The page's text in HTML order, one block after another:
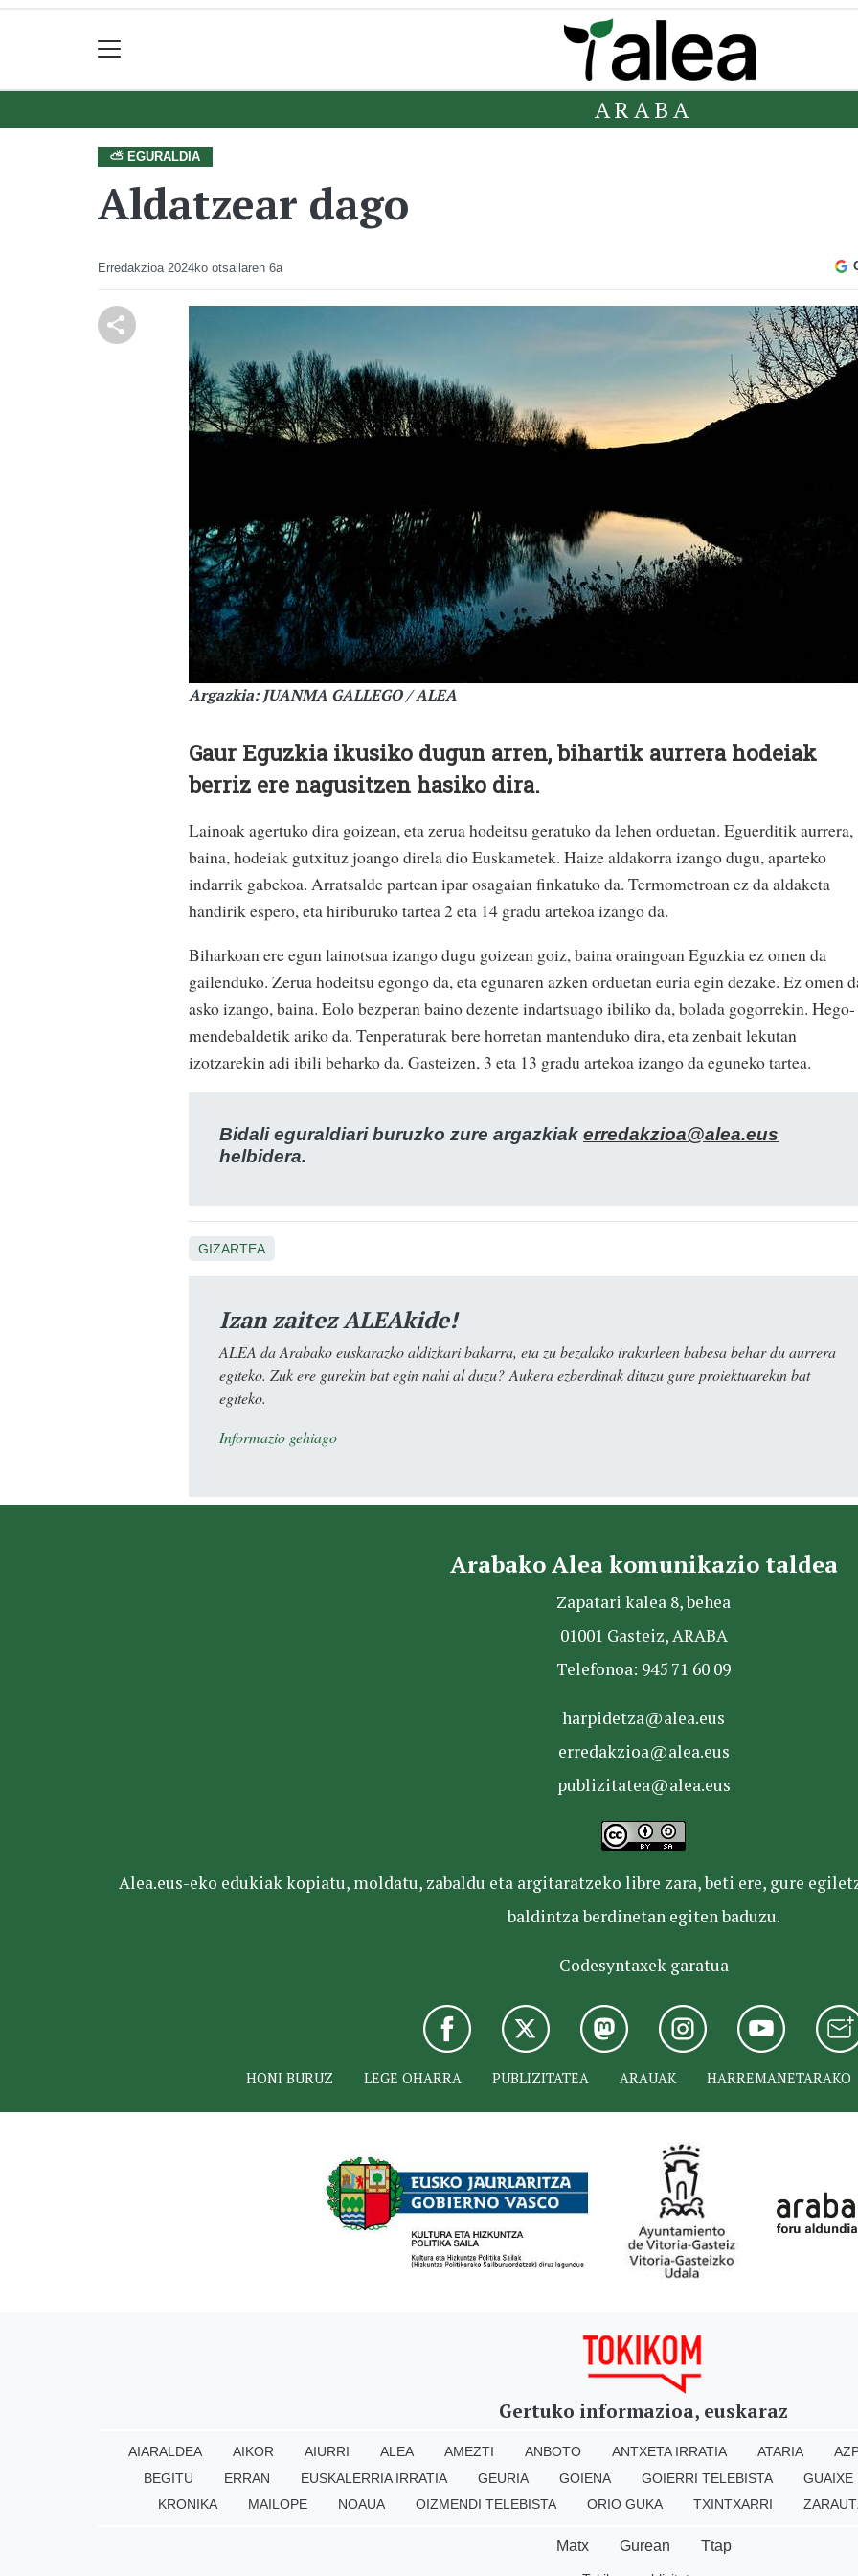
ARABA
⛅ EGURALDIA
Aldatzear dago
Erredakzioa 2024ko otsailaren 6a
Argazkia: JUANMA GALLEGO / ALEA
Gaur Eguzkia ikusiko dugun arren, bihartik aurrera hodeiak
berriz ere nagusitzen hasiko dira.
Lainoak agertuko dira goizean, eta zerua hodeitsu geratuko da lehen orduetan. Eguerditik aurrera,
baina, hodeiak gutxituz joango direla dio Euskametek. Haize aldakorra izango dugu, aparteko
indarrik gabekoa. Arratsalde partean ipar osagaian finkatuko da. Termometroan ez da aldaketa
handirik espero, eta hiriburuko tartea 2 eta 14 gradu artekoa izango da.
Biharkoan ere egun lainotsua izango dugu goizean goiz, baina oraingoan Eguzkia ez omen da
gailenduko. Zerua hodeitsu egongo da, eta egunaren azken orduetan euria egin dezake. Ez omen
asko izango, baina. Eolo bezperan baino dezente indartsuago ibiliko da, bolada gogorrekin. Hego-
mendebaldetik ariko da. Tenperaturak bere horretan mantenduko dira, eta zenbait lekutan
izotzarekin adi ibili beharko da. Gasteizen, 3 eta 13 gradu artekoa izango da eguneko tartea.
Bidali eguraldiari buruzko zure argazkiak erredakzioa@alea.eus
helbidera.
GIZARTEA
Izan zaitez ALEAkide!
ALEA da Arabako euskarazko aldizkari bakarra, eta zu bezalako irakurleen babesa behar du aurrera
egiteko. Zuk ere gurekin bat egin nahi al duzu? Aukera ezberdinak dituzu gure proiektuarekin bat
egiteko.
Informazio gehiago
Arabako Alea komunikazio taldea
Zapatari kalea 8, behea
01001 Gasteiz, ARABA
Telefonoa: 945 71 60 09
harpidetza@alea.eus
erredakzioa@alea.eus
publizitatea@alea.eus
Alea.eus-eko edukiak kopiatu, moldatu, zabaldu eta argitaratzeko libre zara, beti ere, gure
baldintza berdinetan egiten baduzu.
Codesyntaxek garatua
HONI BURUZ LEGE OHARRA PUBLIZITATEA ARAUAK HARREMANETARAKO
Gertuko informazioa, euskaraz
AIARALDEA AIKOR AIURRI ALEA AMEZTI ANBOTO ANTXETA IRRATIA ATARIA
BEGITU
ERRAN EUSKALERRIA IRRATIA GEURIA GOIENA GOIERRI TELEBISTA
GUAIXE
KRONIKA
MAILOPE NOAUA OIZMENDI TELEBISTA ORIO GUKA TXINTXARRI
Matx Gurean Ttap